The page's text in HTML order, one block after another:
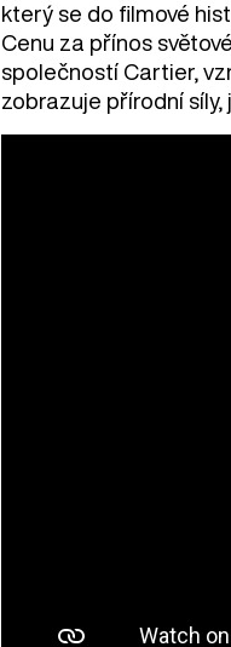
který se do filmové
Cenu za přínos
společností Cartier,
zobrazuje přírodní